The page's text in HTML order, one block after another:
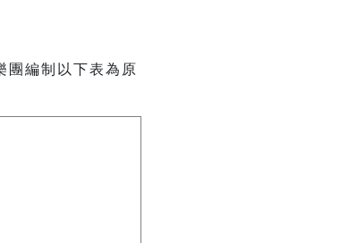
團編制以下表為原